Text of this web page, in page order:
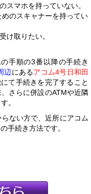
スマホを持っていない。
めのスキャナーを持ってい
け取りたい。
手順の3番以降の手続き
辺にあるアコム4号日和田
て手続きを完了すること
さらに併設のATMや近隣
。
ない方で、近所にアコム
手続き方法です。